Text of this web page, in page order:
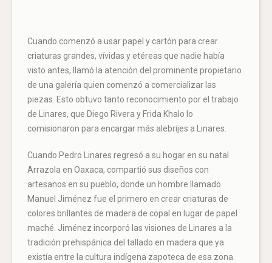
Cuando comenzó a usar papel y cartón para crear
criaturas grandes, vívidas y etéreas que nadie había
visto antes, llamó la atención del prominente propietario
de una galería quien comenzó a comercializar las
piezas. Esto obtuvo tanto reconocimiento por el trabajo
de Linares, que Diego Rivera y Frida Khalo lo
comisionaron para encargar más alebrijes a Linares.
Cuando Pedro Linares regresó a su hogar en su natal
Arrazola en Oaxaca, compartió sus diseños con
artesanos en su pueblo, donde un hombre llamado
Manuel Jiménez fue el primero en crear criaturas de
colores brillantes de madera de copal en lugar de papel
maché. Jiménez incorporó las visiones de Linares a la
tradición prehispánica del tallado en madera que ya
existía entre la cultura indígena zapoteca de esa zona.